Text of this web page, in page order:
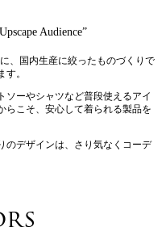
Audience”
、国内生産に絞ったものづくりで
。
ソーやシャツなど普段使えるアイ
らこそ、安心して着られる製品を
のデザインは、さり気なくコーデ